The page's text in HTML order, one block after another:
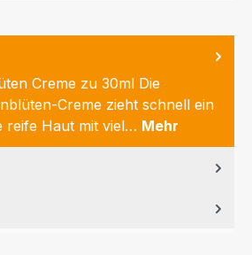
Creme zu 30ml Die
Creme zieht schnell ein
reife Haut mit viel… Mehr